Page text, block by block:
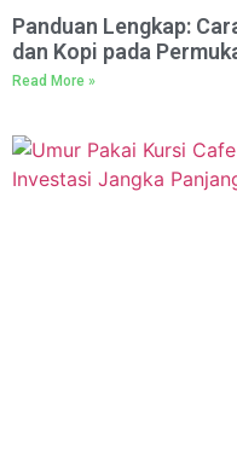
Panduan Lengkap:
dan Kopi pada
Read More »